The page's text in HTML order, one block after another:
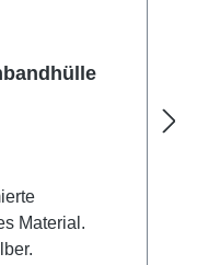
Material.